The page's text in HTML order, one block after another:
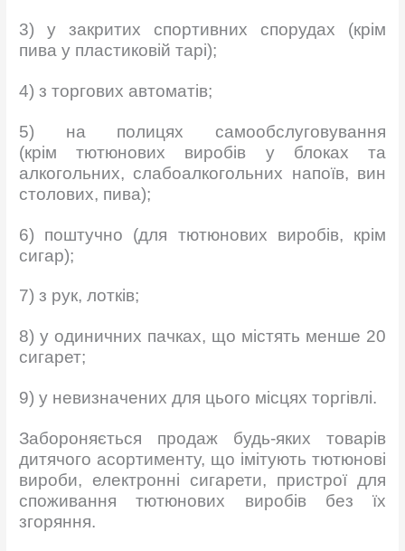
3) у закритих спортивних спорудах (крім
пива у пластиковій тарі);
4) з торгових автоматів;
5) на полицях самообслуговування
(крім тютюнових виробів у блоках та
алкогольних, слабоалкогольних напоїв, вин
столових, пива);
6) поштучно (для тютюнових виробів, крім
сигар);
7) з рук, лотків;
8) у одиничних пачках, що містять менше 20
сигарет;
9) у невизначених для цього місцях торгівлі.
Забороняється продаж будь-яких товарів
дитячого асортименту, що імітують тютюнові
вироби, електронні сигарети, пристрої для
споживання тютюнових виробів без їх
згоряння.